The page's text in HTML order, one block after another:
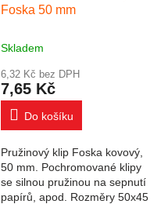
Foska 50 mm
Skladem
6,32 Kč bez DPH
7,65 Kč
Do košíku
Pružinový klip Foska kovový,
50 mm. Pochromované klipy
se silnou pružinou na sepnutí
papírů, apod. Rozměry 50x45